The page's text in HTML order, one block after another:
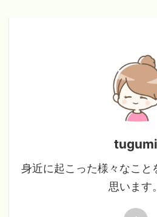
tugumi
身近に起こった様々なこと
思います。